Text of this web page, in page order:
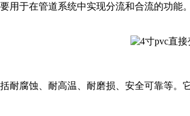
用于在管道系统中实现分流和合流的功
耐腐蚀、耐高温、耐磨损、安全可靠等